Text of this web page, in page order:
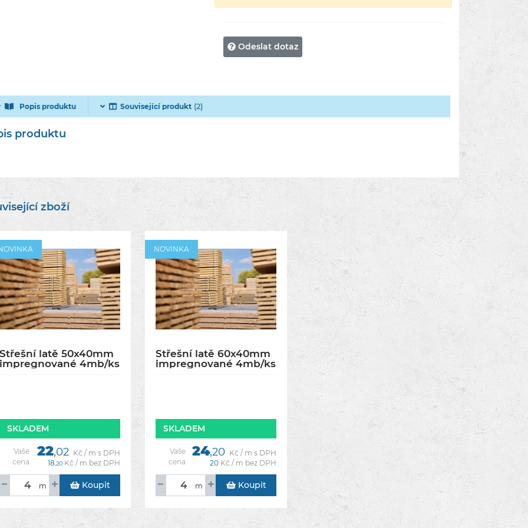
Odeslat dotaz
Popis produktu Související produkt(2)
produktu
zboží
Střešní latě 50x40mm
impregnované 4mb/ks
SKLADEM
Vaše
cena
22,02 Kč / m s DPH
18,20 Kč / m bez DPH
m Koupit
NOVINKA
Střešní latě 60x40mm
impregnované 4mb/ks
SKLADEM
Vaše
cena
24,20 Kč / m s DPH
20 Kč / m bez DPH
m Koupit